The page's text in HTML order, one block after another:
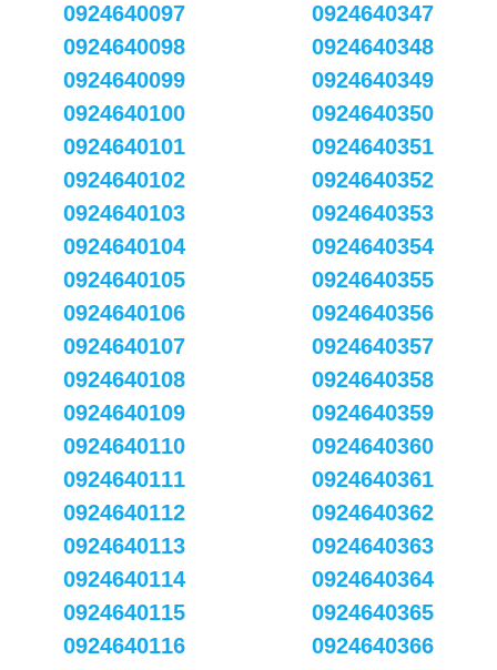
0924640097
0924640098
0924640099
0924640100
0924640101
0924640102
0924640103
0924640104
0924640105
0924640106
0924640107
0924640108
0924640109
0924640110
0924640111
0924640112
0924640113
0924640114
0924640115
0924640116
0924640347
0924640348
0924640349
0924640350
0924640351
0924640352
0924640353
0924640354
0924640355
0924640356
0924640357
0924640358
0924640359
0924640360
0924640361
0924640362
0924640363
0924640364
0924640365
0924640366